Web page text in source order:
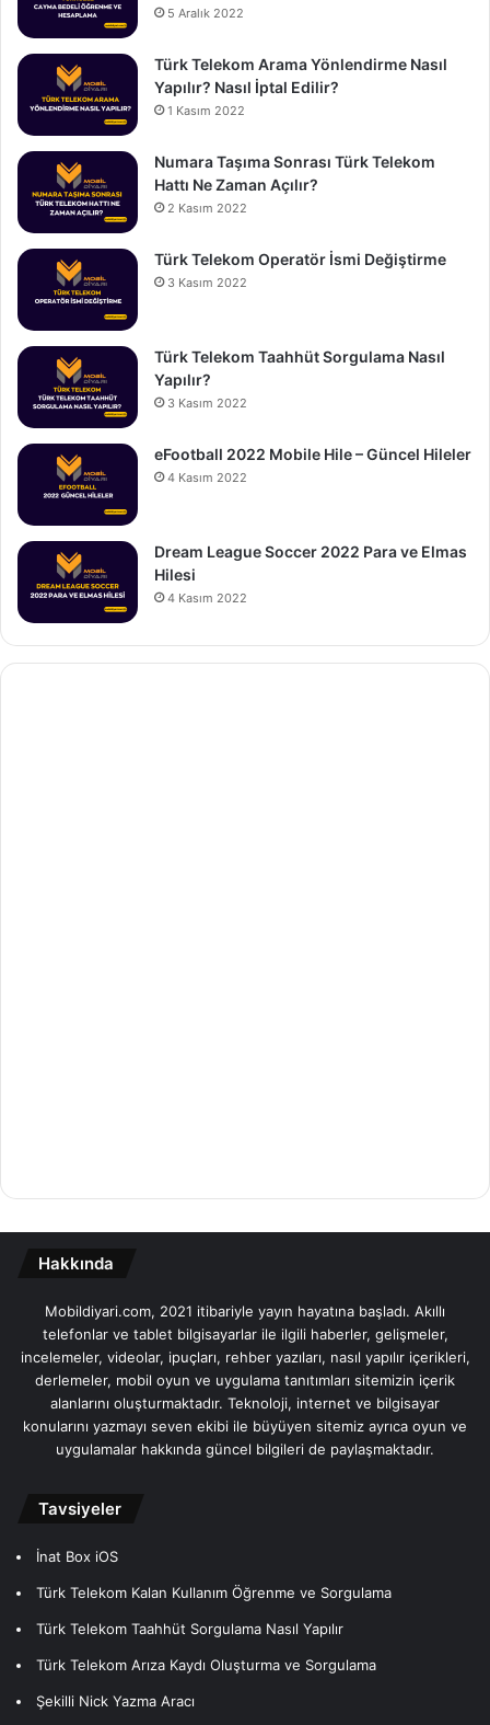
5 Aralık 2022
Türk Telekom Arama Yönlendirme Nasıl
Yapılır? Nasıl İptal Edilir?
1 Kasım 2022
Numara Taşıma Sonrası Türk Telekom
Hattı Ne Zaman Açılır?
2 Kasım 2022
Türk Telekom Operatör İsmi Değiştirme
3 Kasım 2022
Türk Telekom Taahhüt Sorgulama Nasıl
Yapılır?
3 Kasım 2022
eFootball 2022 Mobile Hile – Güncel Hileler
4 Kasım 2022
Dream League Soccer 2022 Para ve Elmas
Hilesi
4 Kasım 2022
Hakkında
Mobildiyari.com, 2021 itibariyle yayın hayatına başladı. Akıllı
telefonlar ve tablet bilgisayarlar ile ilgili haberler, gelişmeler,
incelemeler, videolar, ipuçları, rehber yazıları, nasıl yapılır içerikleri,
derlemeler, mobil oyun ve uygulama tanıtımları sitemizin içerik
alanlarını oluşturmaktadır. Teknoloji, internet ve bilgisayar
konularını yazmayı seven ekibi ile büyüyen sitemiz ayrıca oyun ve
uygulamalar hakkında güncel bilgileri de paylaşmaktadır.
Tavsiyeler
İnat Box iOS
Türk Telekom Kalan Kullanım Öğrenme ve Sorgulama
Türk Telekom Taahhüt Sorgulama Nasıl Yapılır
Türk Telekom Arıza Kaydı Oluşturma ve Sorgulama
Şekilli Nick Yazma Aracı